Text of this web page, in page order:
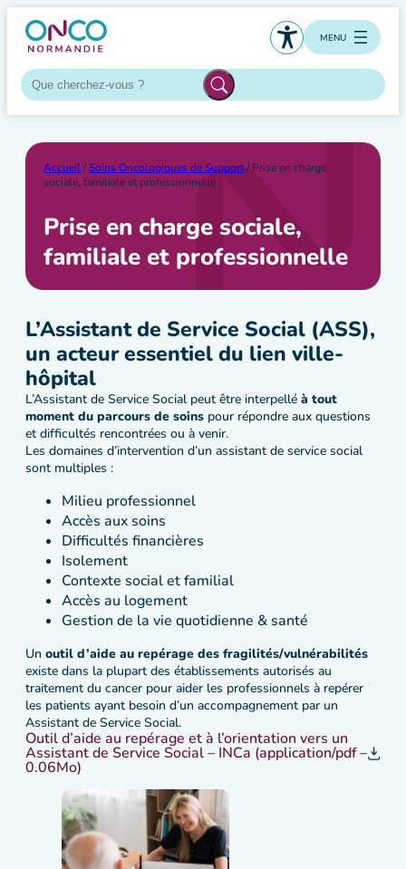
Aller
contenu
MENU
Accueil/Soins Oncologiques de Support/ Prise en charge
sociale, familiale et professionnelle
Prise en charge sociale,
familiale et professionnelle
L’Assistant de Service Social (ASS),
un acteur essentiel du lien ville-
hôpital
L’Assistant de Service Social peut être interpellé à tout
moment du parcours de soins pour répondre aux questions
et difficultés rencontrées ou à venir.
Les domaines d’intervention d’un assistant de service social
sont multiples :
Milieu professionnel
Accès aux soins
Difficultés financières
Isolement
Contexte social et familial
Accès au logement
Gestion de la vie quotidienne & santé
Un outil d’aide au repérage des fragilités/vulnérabilités
existe dans la plupart des établissements autorisés au
traitement du cancer pour aider les professionnels à repérer
les patients ayant besoin d’un accompagnement par un
Assistant de Service Social.
Outil d’aide au repérage et à l’orientation vers un
Assistant de Service Social – INCa (application/pdf –
0.06Mo)